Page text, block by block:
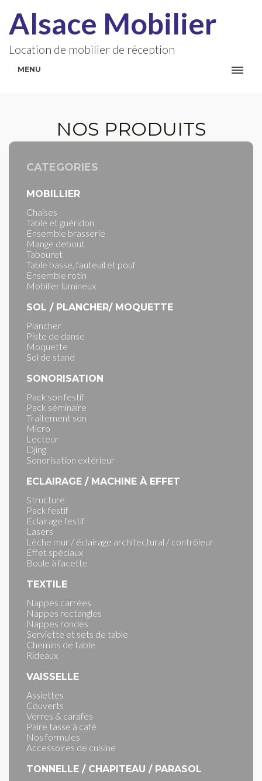
Alsace Mobilier
Location de mobilier de réception
MENU
NOS PRODUITS
CATEGORIES
MOBILLIER
Chaises
Table et guéridon
Ensemble brasserie
Mange debout
Tabouret
Table basse, fauteuil et pouf
Ensemble rotin
Mobilier lumineux
SOL / PLANCHER/ MOQUETTE
Plancher
Piste de danse
Moquette
Sol de stand
SONORISATION
Pack son festif
Pack séminaire
Traitement son
Micro
Lecteur
Djing
Sonorisation extérieur
ECLAIRAGE / MACHINE À EFFET
Structure
Pack festif
Eclairage festif
Lasers
Lèche mur / éclairage architectural / contrôleur
Effet spéciaux
Boule à facette
TEXTILE
Nappes carrées
Nappes rectangles
Nappes rondes
Serviette et sets de table
Chemins de table
Rideaux
VAISSELLE
Assiettes
Couverts
Verres & carafes
Paire tasse à café
Nos formules
Accessoires de cuisine
TONNELLE / CHAPITEAU / PARASOL